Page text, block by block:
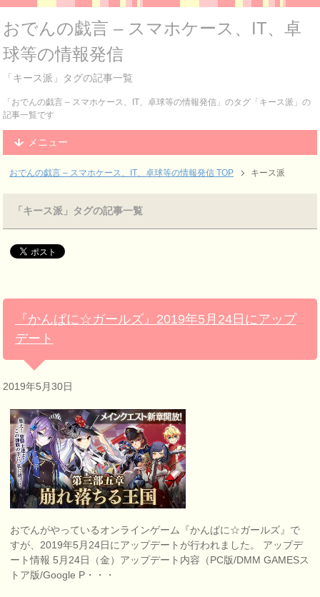
おでんの戯言 – スマホケース、IT、卓
球等の情報発信
「キース派」タグの記事一覧
「おでんの戯言 – スマホケース、IT、卓球等の情報発信」のタグ「キース派」の
記事一覧です
メニュー
おでんの戯言 – スマホケース、IT、卓球等の情報発信 TOP キース派
「キース派」タグの記事一覧
『かんぱに☆ガールズ』2019年5月24日にアップ
デート
2019年5月30日
おでんがやっているオンラインゲーム『かんぱに☆ガールズ』で
すが、2019年5月24日にアップデートが行われました。 アップデ
ート情報 5月24日（金）アップデート内容（PC版/DMM GAMESス
トア版/Google P・・・